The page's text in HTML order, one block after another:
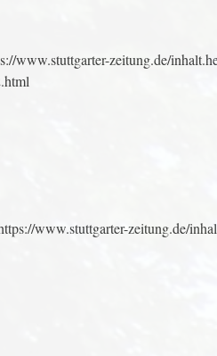
www.stuttgarter-zeitung.de/
www.stuttgarter-zeitung.de/